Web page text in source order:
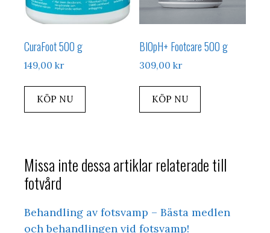
CuraFoot 500 g
149,00 kr
KÖP NU
BIOpH+ Footcare 500 g
309,00kr
KÖP NU
Missa inte dessa artiklar relaterade till
fotvård
Behandling av fotsvamp – Bästa medlen
och behandlingen vid fotsvamp!